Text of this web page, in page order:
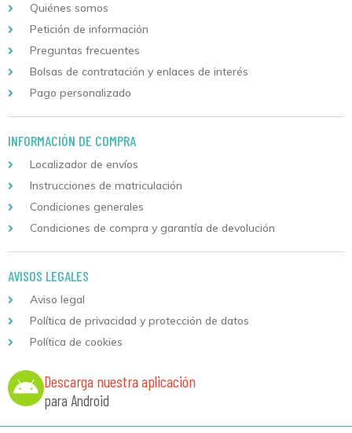
Quiénes somos
Petición de información
Preguntas frecuentes
Bolsas de contratación y enlaces de interés
Pago personalizado
INFORMACIÓN DE COMPRA
Localizador de envíos
Instrucciones de matriculación
Condiciones generales
Condiciones de compra y garantía de devolución
AVISOS LEGALES
Aviso legal
Política de privacidad y protección de datos
Política de cookies
Descarga nuestra aplicación
para Android